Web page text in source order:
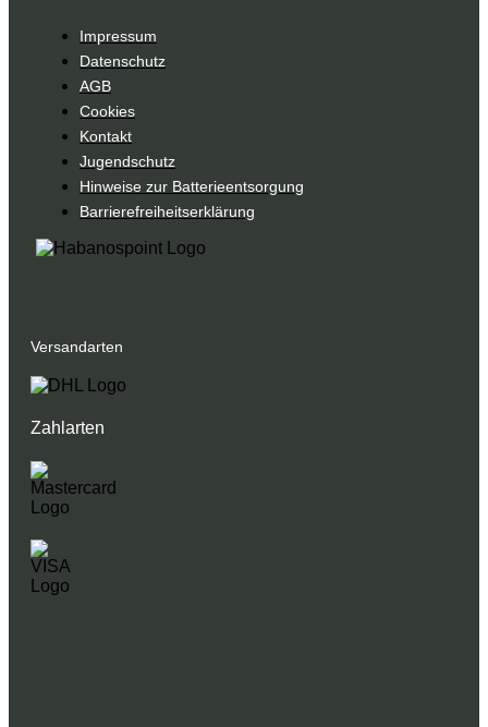
Impressum
Datenschutz
AGB
Cookies
Kontakt
Jugendschutz
Hinweise zur Batterieentsorgung
Barrierefreiheitserklärung
Versandarten
Zahlarten